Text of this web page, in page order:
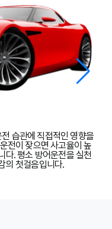
습관에 직접적인 영향을
전이 잦으면 사고율이 높
다. 평소 방어운전을 실천
의 첫걸음입니다.